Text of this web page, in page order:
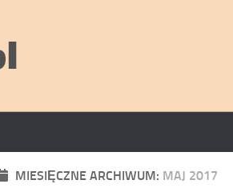
MIESIĘCZNE ARCHIWUM: MAJ 2017